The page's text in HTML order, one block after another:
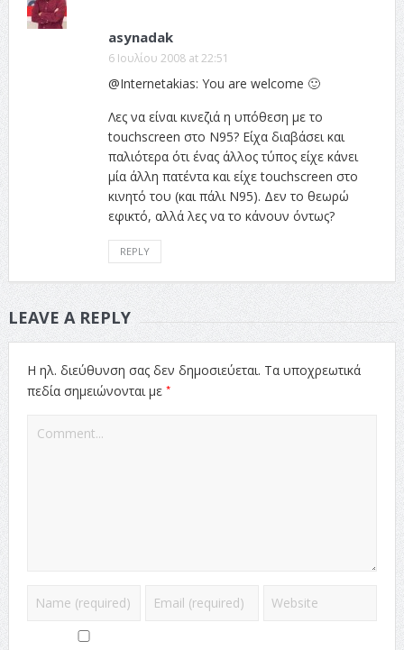
asynadak
6 Ιουλίου 2008 at 22:51
@Internetakias: You are welcome 🙂
Λες να είναι κινεζιά η υπόθεση με το
touchscreen στο N95? Είχα διαβάσει και
παλιότερα ότι ένας άλλος τύπος είχε κάνει
μία άλλη πατέντα και είχε touchscreen στο
κινητό του (και πάλι N95). Δεν το θεωρώ
εφικτό, αλλά λες να το κάνουν όντως?
REPLY
LEAVE A REPLY
Η ηλ. διεύθυνση σας δεν δημοσιεύεται. Τα υποχρεωτικά
πεδία σημειώνονται με *